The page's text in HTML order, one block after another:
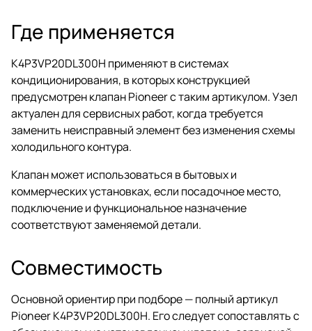
Где применяется
K4P3VP20DL300H применяют в системах
кондиционирования, в которых конструкцией
предусмотрен клапан Pioneer с таким артикулом. Узел
актуален для сервисных работ, когда требуется
заменить неисправный элемент без изменения схемы
холодильного контура.
Клапан может использоваться в бытовых и
коммерческих установках, если посадочное место,
подключение и функциональное назначение
соответствуют заменяемой детали.
Совместимость
Основной ориентир при подборе — полный артикул
Pioneer K4P3VP20DL300H. Его следует сопоставлять с